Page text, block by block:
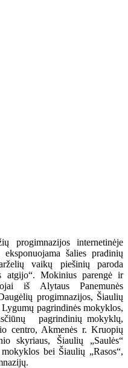
progimnazijos internetinėje
šalies pradinių
vaikų piešinių paroda
atgijo“. Mokinius parengė ir
iš Alytaus Panemunės
progimnazijos, Šiaulių
pagrindinės mokyklos,
pagrindinių mokyklų,
centro, Akmenės r. Kruopių
skyriaus, Šiaulių „Saulės“
bei Šiaulių „Rasos“,